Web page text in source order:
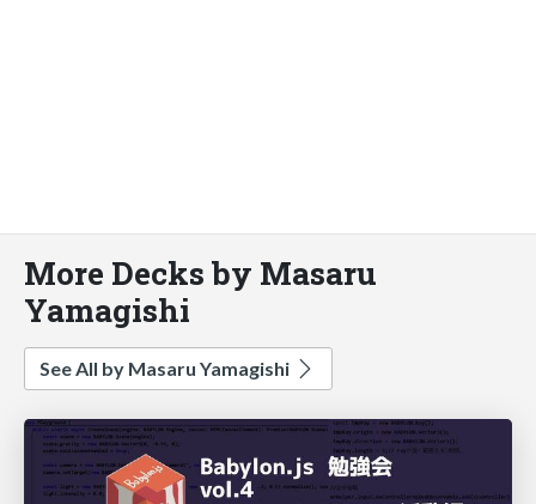
More Decks by Masaru
Yamagishi
See All by Masaru Yamagishi